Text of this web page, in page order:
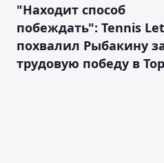
"Находит способ
побеждать": Tennis
похвалил Рыбакину
трудовую победу в